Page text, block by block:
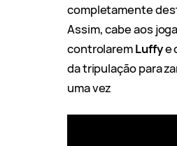
completamente
Assim, cabe aos
controlaremLuffye
da tripulação para
uma vez